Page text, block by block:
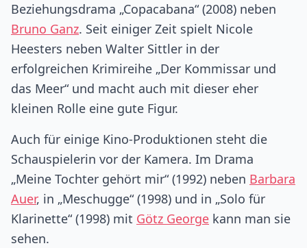
Beziehungsdrama „Copacabana“ (2008) neben
Bruno Ganz. Seit einiger Zeit spielt Nicole
Heesters neben Walter Sittler in der
erfolgreichen Krimireihe „Der Kommissar und
das Meer“ und macht auch mit dieser eher
kleinen Rolle eine gute Figur.
Auch für einige Kino-Produktionen steht die
Schauspielerin vor der Kamera. Im Drama
„Meine Tochter gehört mir“ (1992) neben Barbara
Auer, in „Meschugge“ (1998) und in „Solo für
Klarinette“ (1998) mit Götz George kann man sie
sehen.